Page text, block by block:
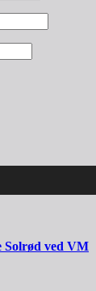
Solrød ved VM